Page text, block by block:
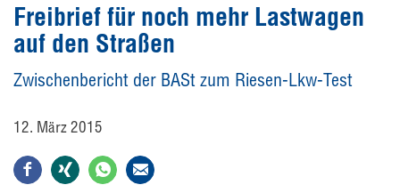
Freibrief für noch mehr Lastwagen
auf den Straßen
Zwischenbericht der BASt zum Riesen-Lkw-Test
12. März 2015